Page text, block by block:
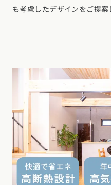
も考慮したデザインをご提案